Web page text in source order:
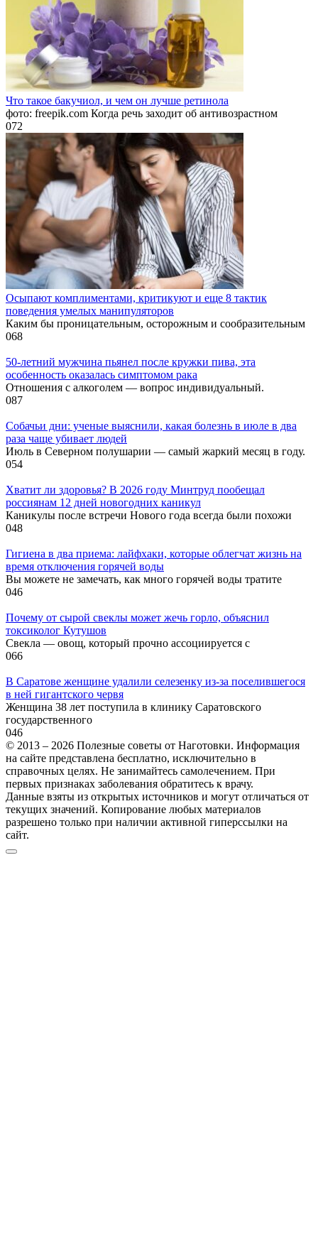
Что такое бакучиол, и чем он лучше ретинола
фото: freepik.com Когда речь заходит об антивозрастном
072
Осыпают комплиментами, критикуют и еще 8 тактик
поведения умелых манипуляторов
Каким бы проницательным, осторожным и сообразительным
068
50-летний мужчина пьянел после кружки пива, эта
особенность оказалась симптомом рака
Отношения с алкоголем — вопрос индивидуальный.
087
Собачьи дни: ученые выяснили, какая болезнь в июле в два
раза чаще убивает людей
Июль в Северном полушарии — самый жаркий месяц в году.
054
Хватит ли здоровья? В 2026 году Минтруд пообещал
россиянам 12 дней новогодних каникул
Каникулы после встречи Нового года всегда были похожи
048
Гигиена в два приема: лайфхаки, которые облегчат жизнь на
время отключения горячей воды
Вы можете не замечать, как много горячей воды тратите
046
Почему от сырой свеклы может жечь горло, объяснил
токсиколог Кутушов
Свекла — овощ, который прочно ассоциируется с
066
В Саратове женщине удалили селезенку из-за поселившегося
в ней гигантского червя
Женщина 38 лет поступила в клинику Саратовского
государственного
046
© 2013 – 2026 Полезные советы от Наготовки. Информация
на сайте представлена бесплатно, исключительно в
справочных целях. Не занимайтесь самолечением. При
первых признаках заболевания обратитесь к врачу.
Данные взяты из открытых источников и могут отличаться от
текущих значений. Копирование любых материалов
разрешено только при наличии активной гиперссылки на
сайт.